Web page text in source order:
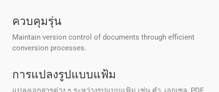
ควบคุมรุ่น
Maintain version control of documents through efficient
conversion processes.
การแปลงรูปแบบแฟ้ม